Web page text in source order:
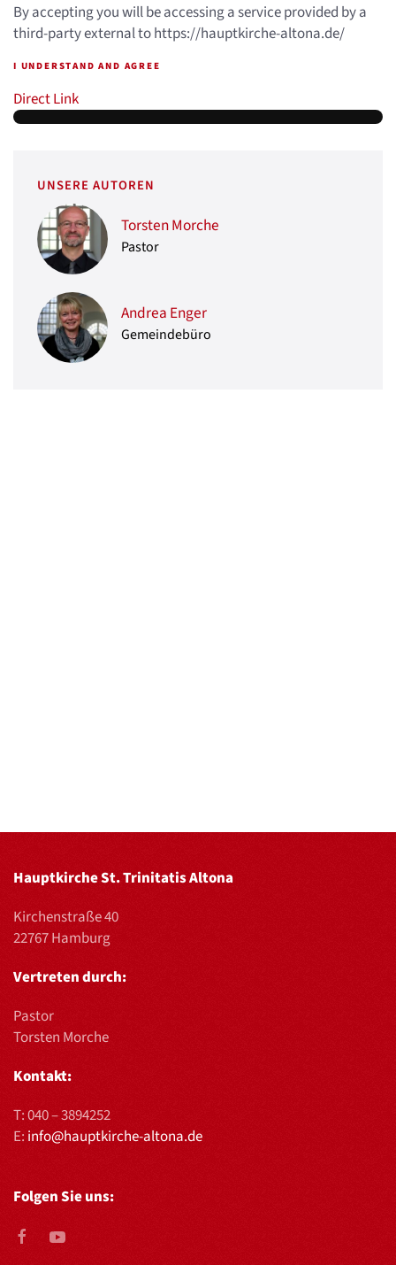
By accepting you will be accessing a service provided by a
third-party external to https://hauptkirche-altona.de/
I UNDERSTAND AND AGREE
Direct Link
UNSERE AUTOREN
Torsten Morche
Pastor
Andrea Enger
Gemeindebüro
Hauptkirche St. Trinitatis Altona
Kirchenstraße 40
22767 Hamburg
Vertreten durch:
Pastor
Torsten Morche
Kontakt:
T:040 – 3894252
E: info@hauptkirche-altona.de
Folgen Sie uns: